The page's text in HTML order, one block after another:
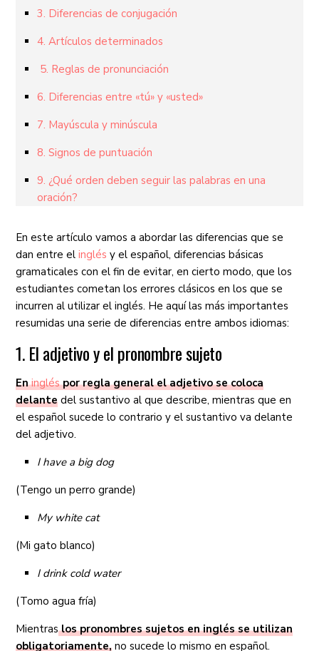
3. Diferencias de conjugación
4. Artículos determinados
5. Reglas de pronunciación
6. Diferencias entre «tú» y «usted»
7. Mayúscula y minúscula
8. Signos de puntuación
9. ¿Qué orden deben seguir las palabras en una
oración?
En este artículo vamos a abordar las diferencias que se
dan entre elinglés y el español, diferencias básicas
gramaticales con el fin de evitar, en cierto modo, que los
estudiantes cometan los errores clásicos en los que se
incurren al utilizar el inglés. He aquí las más importantes
resumidas una serie de diferencias entre ambos idiomas:
1. El adjetivo y el pronombre sujeto
Eningléspor regla general el adjetivo se coloca
delante del sustantivo al que describe, mientras que en
el español sucede lo contrario y el sustantivo va delante
del adjetivo.
I have a big dog
(Tengo un perro grande)
My white cat
(Mi gato blanco)
I drink cold water
(Tomo agua fría)
Mientraslos pronombres sujetos en inglés se utilizan
obligatoriamente, no sucede lo mismo en español.